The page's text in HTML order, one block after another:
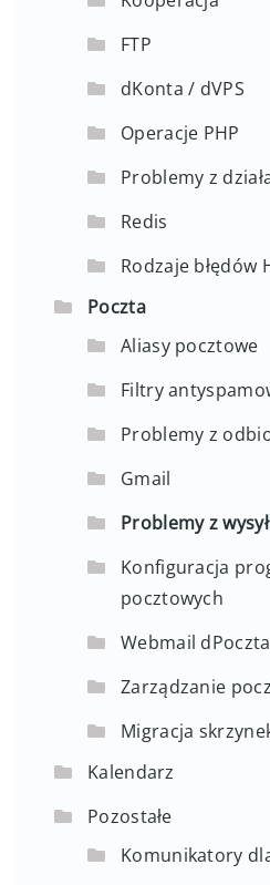
FTP
dKonta / dVPS
Operacje PHP
Problemy z
Redis
Rodzaje błędów
Poczta
Aliasy pocztowe
Filtry
Problemy z
Gmail
Problemy z
Konfiguracja
pocztowych
Webmail
Zarządzanie
Migracja
Kalendarz
Pozostałe
Komunikatory